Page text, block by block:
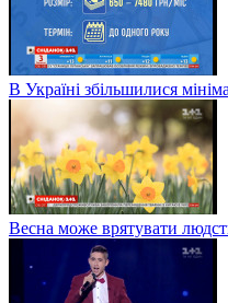
В Україні збільшилися
Весна може врятувати